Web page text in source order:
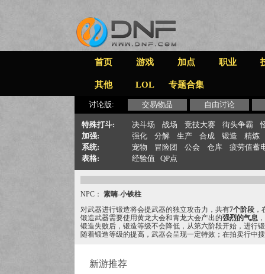
首页 游戏 加点 职业
其他 LOL 专题合集
讨论版: 交易物品 自由讨论
特殊打斗: 决斗场 战场 竞技大赛 街头争霸
加强:
强化 分解 生产 合成 锻造
精炼
系统:
宠物 冒险团 公会 仓库
疲劳值蓄
表格:
经验值 QP点
NPC： 素喃-小铁柱
对武器进行锻造将会提武器的独立攻击力，共有7个阶段
锻造武器需要使用黄龙大会和青龙大会产出的强烈的气息
锻造失败后，锻造等级不会降低，从第六阶段开始，进行
随着锻造等级的提高，武器会呈现一定特效；在拍卖行中
新游推荐